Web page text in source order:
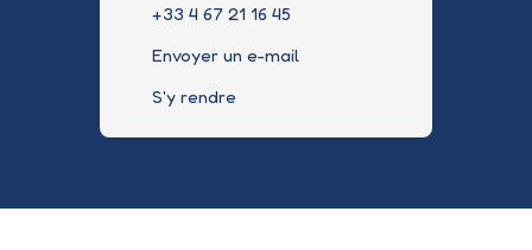
+33 4 67 21 16 45
Envoyer un e-mail
S'y rendre